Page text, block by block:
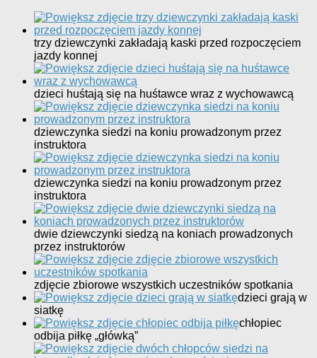
trzy dziewczynki zakładają kaski przed rozpoczęciem
jazdy konnej
dzieci huśtają się na huśtawce wraz z wychowawcą
dziewczynka siedzi na koniu prowadzonym przez
instruktora
dziewczynka siedzi na koniu prowadzonym przez
instruktora
dwie dziewczynki siedzą na koniach prowadzonych
przez instruktorów
zdjęcie zbiorowe wszystkich uczestników spotkania
dzieci grają w
siatkę
chłopiec
odbija piłkę „główką”